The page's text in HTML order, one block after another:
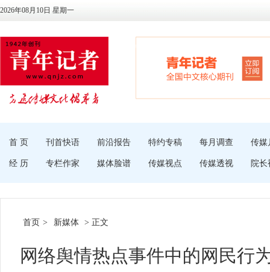
2026年08月10日 星期一
首 页 刊首快语 前沿报告 特约专稿 每月调查 传媒
经 历 专栏作家 媒体脸谱 传媒视点 传媒透视 院长
首页 > 新媒体 > 正文
网络舆情热点事件中的网民行